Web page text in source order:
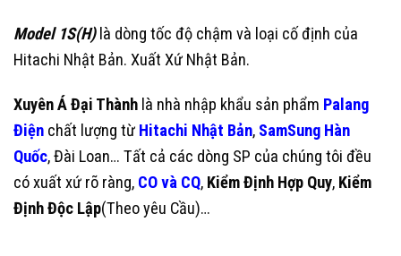
Model 1S(H)là dòng tốc độ chậm và loại cố định của
Hitachi Nhật Bản. Xuất Xứ Nhật Bản.
Xuyên Á Đại Thành là nhà nhập khẩu sản phẩm Palang
Điện chất lượng từ Hitachi Nhật Bản, SamSung Hàn
Quốc, Đài Loan… Tất cả các dòng SP của chúng tôi đều
có xuất xứ rõ ràng, CO và CQ, Kiểm Định Hợp Quy, Kiểm
Định Độc Lập(Theo yêu Cầu)…